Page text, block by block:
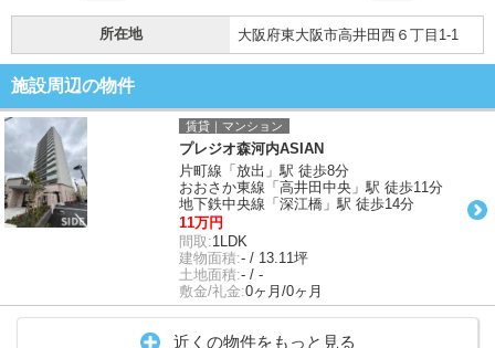
所在地 大阪府東大阪市高井田西６丁目1-1
施設周辺の物件
賃貸｜マンション
プレジオ森河内ASIAN
片町線「放出」駅 徒歩8分
おおさか東線「高井田中央」駅 徒歩11分
地下鉄中央線「深江橋」駅 徒歩14分
11万円
間取:1LDK
建物面積:- / 13.11坪
土地面積:- / -
敷金/礼金:0ヶ月/0ヶ月
近くの物件をもっと見る